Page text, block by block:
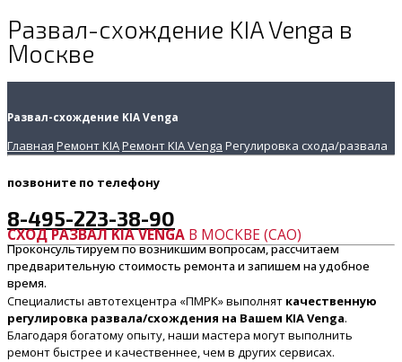
Развал-схождение KIA Venga в
Москве
Развал-схождение KIA Venga
Главная Ремонт KIAРемонт KIA Venga Регулировка схода/развала
позвоните по телефону
8-495-223-38-90
Проконсультируем по возникшим вопросам, рассчитаем
предварительную стоимость ремонта и запишем на удобное
время.
СХОД РАЗВАЛ KIA VENGA В МОСКВЕ (САО)
Специалисты автотехцентра «ПМРК» выполнят качественную
регулировка развала/схождения на Вашем KIA Venga.
Благодаря богатому опыту, наши мастера могут выполнить
ремонт быстрее и качественнее, чем в других сервисах.